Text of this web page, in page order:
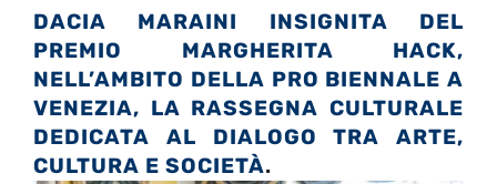
DACIA MARAINI INSIGNITA DEL
PREMIO MARGHERITA HACK,
NELL’AMBITO DELLA PRO BIENNALE A
VENEZIA, LA RASSEGNA CULTURALE
DEDICATA AL DIALOGO TRA ARTE,
CULTURA E SOCIETÀ.